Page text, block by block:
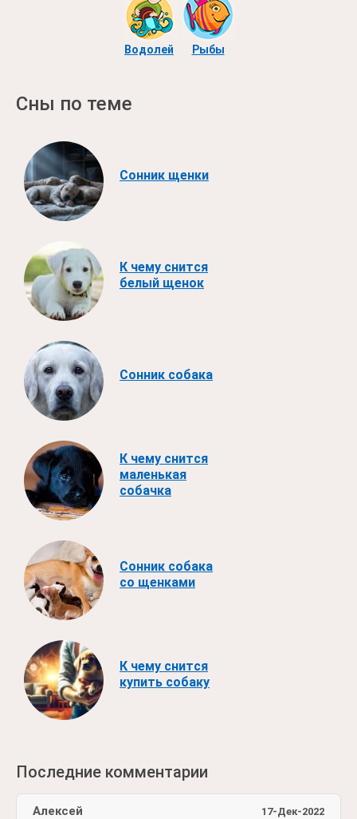
Водолей Рыбы
Сны по теме
Сонник щенки
К чему снится
белый щенок
Сонник собака
К чему снится
маленькая
собачка
Сонник собака
со щенками
К чему снится
купить собаку
Последние комментарии
17-Дек-2022
Алексей